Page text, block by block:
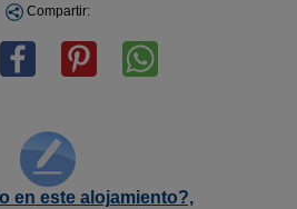
Compartir:
en este alojamiento?,